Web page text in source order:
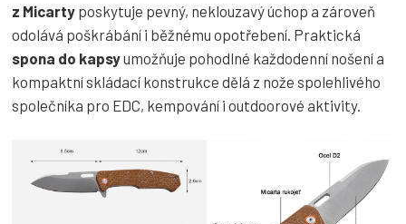
z Micarty poskytuje pevný, neklouzavý úchop a zároveň
odolává poškrábání i běžnému opotřebení. Praktická
spona do kapsyumožňuje pohodlné každodenní nošení a
kompaktní skládací konstrukce dělá z nože spolehlivého
společníka pro EDC, kempování i outdoorové aktivity.